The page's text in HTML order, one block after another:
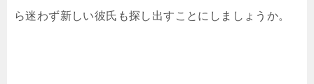
ら迷わず新しい彼氏も探し出すことにしましょうか。